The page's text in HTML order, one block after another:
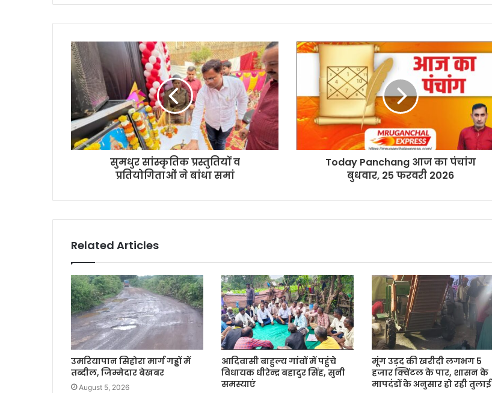
सुमधुर सांस्कृतिक प्रस्तुतियों व
प्रतियोगिताओं ने बांधा समां
Today Panchang आज का पंचांग
बुधवार, 25 फरवरी 2026
Related Articles
उमरियापान सिहोरा मार्ग गड्ढों में
तब्दील, जिम्मेदार बेखबर
August 5, 2026
आदिवासी बाहुल्य गांवों में पहुंचे
विधायक धीरेन्द्र बहादुर सिंह, सुनी
समस्याएं
मूंग उड़द की खरीदी लगभग 5
हजार क्विंटल के पार, शासन के
मापदंडों के अनुसार हो रही तुलाई